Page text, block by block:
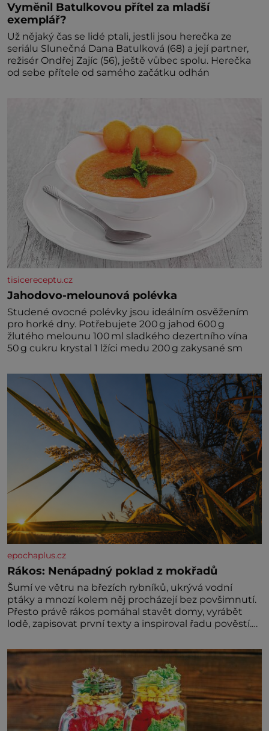
Vyměnil Batulkovou přítel za mladší
exemplář?
Už nějaký čas se lidé ptali, jestli jsou herečka ze
seriálu Slunečná Dana Batulková (68) a její partner,
režisér Ondřej Zajíc (56), ještě vůbec spolu. Herečka
od sebe přítele od samého začátku odhán
tisicereceptu.cz
Jahodovo-melounová polévka
Studené ovocné polévky jsou ideálním osvěžením
pro horké dny. Potřebujete 200 g jahod 600 g
žlutého melounu 100 ml sladkého dezertního vína
50 g cukru krystal 1 lžíci medu 200 g zakysané sm
epochaplus.cz
Rákos: Nenápadný poklad z mokřadů
Šumí ve větru na březích rybníků, ukrývá vodní
ptáky a mnozí kolem něj procházejí bez povšimnutí.
Přesto právě rákos pomáhal stavět domy, vyrábět
lodě, zapisovat první texty a inspiroval řadu pověstí.
už tisíce let. Většina lidí vnímá rákos jen jako
obyčejnou kulisu letního koupání. Stačí se však
podívat